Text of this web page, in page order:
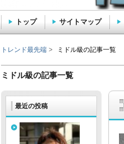
ミドル級の記事一覧
最近の投稿
トレンド最先端 ミドル級の記事一覧
トレンド最先端
トップ サイトマップ